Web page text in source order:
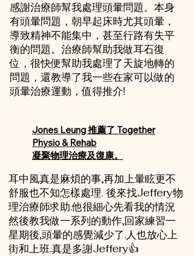
感謝治療師幫我處理頭暈問題。本身
有頭暈問題，朝早起床時尤其頭暈，
導致精神不能集中，甚至行路有失平
衡的問題。治療師幫助我做耳石復
位，很快便幫助我處理了天旋地轉的
問題，還教導了我一些在家可以做的
頭暈治療運動，值得推介!
Jones Leung 推薦了 Together
Physio & Rehab
凝聚物理治療及復康。
耳中風真是麻煩的事,再加上暈眩更不
舒服也不知怎樣處理. 後來找Jeffery物
理治療師求助.他很細心先看我的情況
然後教我做一系列的動作,回家練習一
星期後,頭暈的感覺減少了.人也放心上
街和上班.真是多謝Jeffery👍